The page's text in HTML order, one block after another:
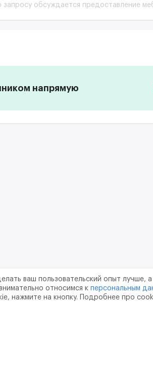
обсуждается предоставление
напрямую
ваш пользовательский опыт лучше,
относимся к персональным
нажмите на кнопку. Подробнее про